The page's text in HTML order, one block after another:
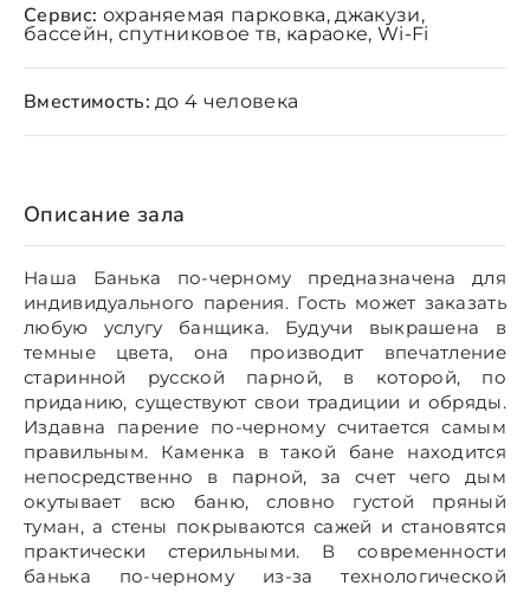
Сервис: охраняемая парковка, джакузи,
бассейн, спутниковое тв, караоке, Wi-Fi
Вместимость: до 4 человека
Описание зала
Наша Банька по-черному предназначена для
индивидуального парения. Гость может заказать
любую услугу банщика. Будучи выкрашена в
темные цвета, она производит впечатление
старинной русской парной, в которой, по
приданию, существуют свои традиции и обряды.
Издавна парение по-черному считается самым
правильным. Каменка в такой бане находится
непосредственно в парной, за счет чего дым
окутывает всю баню, словно густой пряный
туман, а стены покрываются сажей и становятся
практически стерильными. В современности
банька по-черному из-за технологической